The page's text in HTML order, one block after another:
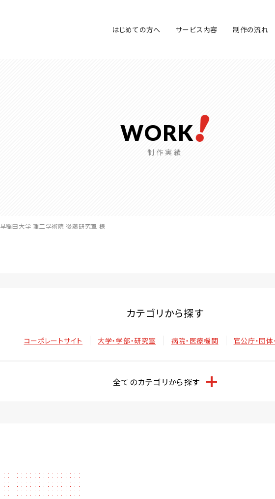
はじめての方へ サービス内容 制作の流れ
WORK
制作実績
早稲田大学 理工学術院 後藤研究室 様
カテゴリから探す
コーポレートサイト 大学・学部・研究室 病院・医療機関 官公庁・団
全てのカテゴリから探す